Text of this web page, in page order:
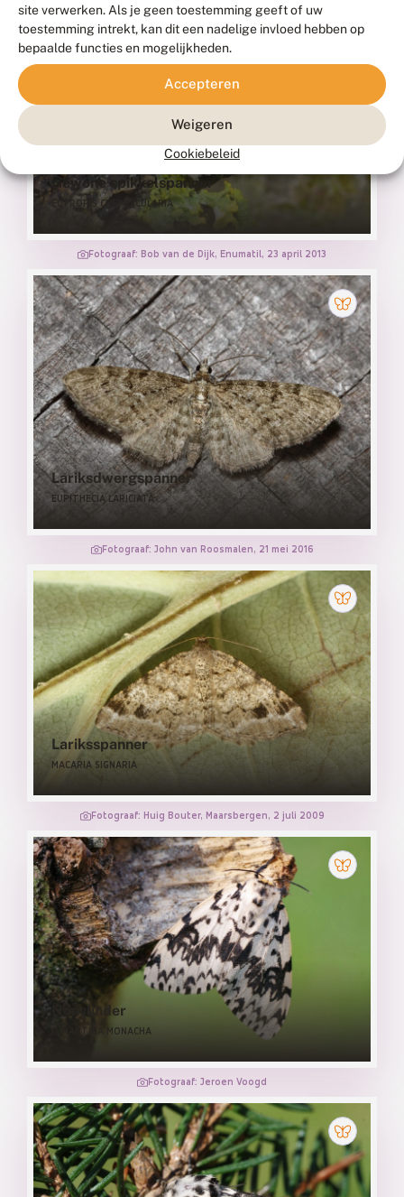
site verwerken. Als je geen toestemming geeft of uw
toestemming intrekt, kan dit een nadelige invloed hebben op
bepaalde functies en mogelijkheden.
Accepteren
Weigeren
Cookiebeleid
Gewone spikkelspanner
ECTROPIS CREPUSCULARIA
Fotograaf: Bob van de Dijk, Enumatil, 23 april 2013
Lariksdwergspanner
EUPITHECIA LARICIATA
Fotograaf: John van Roosmalen, 21 mei 2016
Lariksspanner
MACARIA SIGNARIA
Fotograaf: Huig Bouter, Maarsbergen, 2 juli 2009
Nonvlinder
LYMANTRIA MONACHA
Fotograaf: Jeroen Voogd